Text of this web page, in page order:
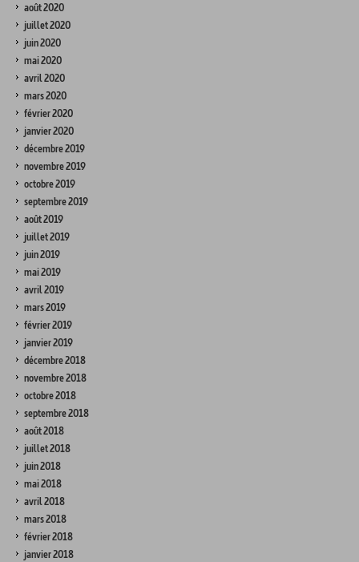
août 2020
juillet 2020
juin 2020
mai 2020
avril 2020
mars 2020
février 2020
janvier 2020
décembre 2019
novembre 2019
octobre 2019
septembre 2019
août 2019
juillet 2019
juin 2019
mai 2019
avril 2019
mars 2019
février 2019
janvier 2019
décembre 2018
novembre 2018
octobre 2018
septembre 2018
août 2018
juillet 2018
juin 2018
mai 2018
avril 2018
mars 2018
février 2018
janvier 2018